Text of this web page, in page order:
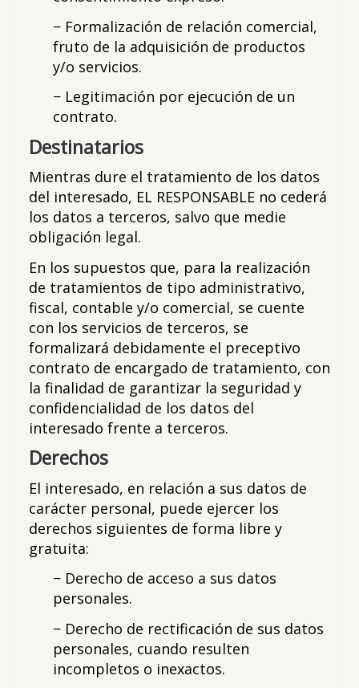
− Formalización de relación comercial,
fruto de la adquisición de productos
y/o servicios.
− Legitimación por ejecución de un
contrato.
Destinatarios
Mientras dure el tratamiento de los datos
del interesado, EL RESPONSABLE no cederá
los datos a terceros, salvo que medie
obligación legal.
En los supuestos que, para la realización
de tratamientos de tipo administrativo,
fiscal, contable y/o comercial, se cuente
con los servicios de terceros, se
formalizará debidamente el preceptivo
contrato de encargado de tratamiento, con
la finalidad de garantizar la seguridad y
confidencialidad de los datos del
interesado frente a terceros.
Derechos
El interesado, en relación a sus datos de
carácter personal, puede ejercer los
derechos siguientes de forma libre y
gratuita:
− Derecho de acceso a sus datos
personales.
− Derecho de rectificación de sus datos
personales, cuando resulten
incompletos o inexactos.